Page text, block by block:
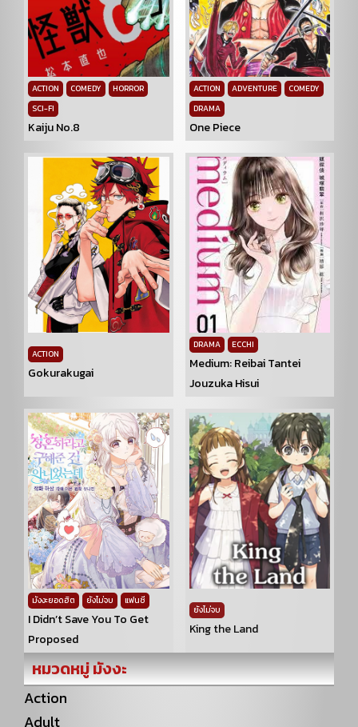
ACTION COMEDY
HORROR
SCI-FI
Kaiju No.8
ACTION ADVENTURE
COMEDY
DRAMA
One Piece
ACTION
Gokurakugai
DRAMA ECCHI
Medium: Reibai Tantei
Jouzuka Hisui
มังงะยอดฮิต ยังไม่จบ แฟนซี
I Didn’t Save You To Get
Proposed
ยังไม่จบ
King the Land
หมวดหมู่ มังงะ
Action
Adult